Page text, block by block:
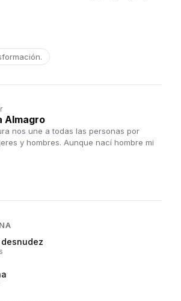
Almagro
nos une a todas las personas por
y hombres. Aunque nací hombre mi